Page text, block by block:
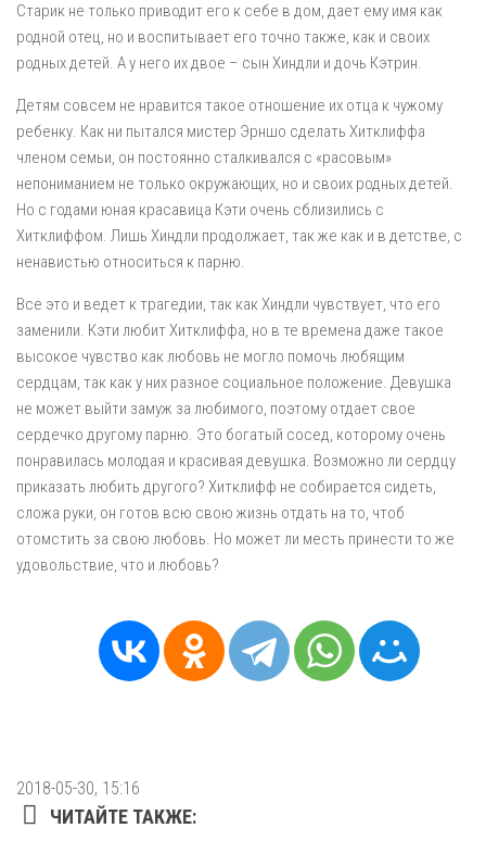
Старик не только приводит его к себе в дом, дает ему имя как
родной отец, но и воспитывает его точно также, как и своих
родных детей. А у него их двое – сын Хиндли и дочь Кэтрин.
Детям совсем не нравится такое отношение их отца к чужому
ребенку. Как ни пытался мистер Эрншо сделать Хитклиффа
членом семьи, он постоянно сталкивался с «расовым»
непониманием не только окружающих, но и своих родных детей.
Но с годами юная красавица Кэти очень сблизились с
Хитклиффом. Лишь Хиндли продолжает, так же как и в детстве, с
ненавистью относиться к парню.
Все это и ведет к трагедии, так как Хиндли чувствует, что его
заменили. Кэти любит Хитклиффа, но в те времена даже такое
высокое чувство как любовь не могло помочь любящим
сердцам, так как у них разное социальное положение. Девушка
не может выйти замуж за любимого, поэтому отдает свое
сердечко другому парню. Это богатый сосед, которому очень
понравилась молодая и красивая девушка. Возможно ли сердцу
приказать любить другого? Хитклифф не собирается сидеть,
сложа руки, он готов всю свою жизнь отдать на то, чтоб
отомстить за свою любовь. Но может ли месть принести то же
удовольствие, что и любовь?
2018-05-30, 15:16
ЧИТАЙТЕ ТАКЖЕ: